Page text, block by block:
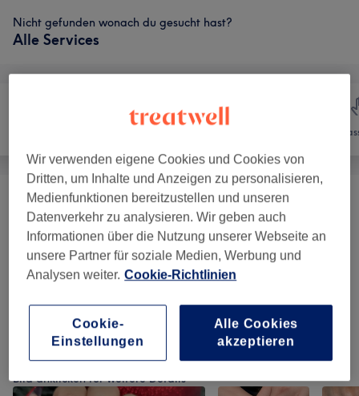
Nicht gefunden wonach du gesucht hast?
Alle Services
Wimpernverlängerungen (21) ab 15 €
Permanent Make-Up ( 8 )
Augenbrauen &
Wimpernbehandlungen (4
Unsere Arbeit
Bild anklicken für weitere Details
Wir verwenden eigene Cookies und Cookies von
Dritten, um Inhalte und Anzeigen zu personalisieren,
Medienfunktionen bereitzustellen und unseren
Datenverkehr zu analysieren. Wir geben auch
Informationen über die Nutzung unserer Webseite an
unsere Partner für soziale Medien, Werbung und
Analysen weiter. Cookie-Richtlinien
Cookie-
Einstellungen
Alle Cookies
akzeptieren